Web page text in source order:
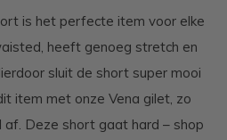
is het perfecte item voor elke
heeft genoeg stretch en
sluit de short super mooi
item met onze Vena gilet, zo
af. Deze short gaat hard – shop